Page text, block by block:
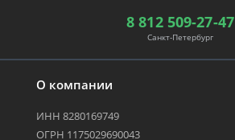
О компании
ИНН 8280169749
ОГРН 1175029690043
8 812 509-27-47
Санкт-Петербург